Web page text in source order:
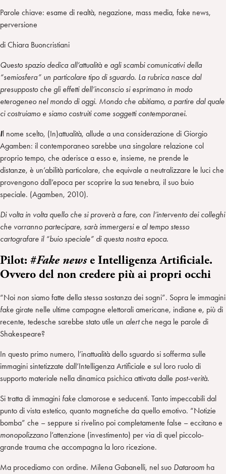
Parole chiave: esame di realtà, negazione, mass media, fake news,
perversione
di Chiara Buoncristiani
Questo spazio dedica all’attualità e agli scambi comunicativi della
“semiosfera” un particolare tipo di sguardo. La rubrica nasce dal
presupposto che gli effetti dell’inconscio si esprimano in modo
eterogeneo nel mondo di oggi. Mondo che abitiamo, a partire dal quale
ci costruiamo e siamo costruiti come soggetti contemporanei.
I l nome scelto, (In)attualità, allude a una considerazione di Giorgio
Agamben: il contemporaneo sarebbe una singolare relazione col
proprio tempo, che aderisce a esso e, insieme, ne prende le
distanze, è un’abilità particolare, che equivale a neutralizzare le luci che
provengono dall’epoca per scoprire la sua tenebra, il suo buio
speciale. (Agamben, 2010).
Di volta in volta quello che si proverà a fare, con l’intervento dei colleghi
che vorranno partecipare, sarà immergersi e al tempo stesso
cartografare il “buio speciale” di questa nostra epoca.
Pilot: #Fake newse Intelligenza Artificiale.
Ovvero del non credere più ai propri occhi
“Noi non siamo fatte della stessa sostanza dei sogni”. Sopra le immagini
fake girate nelle ultime campagne elettorali americane, indiane e, più di
recente, tedesche sarebbe stato utile un alertche nega le parole di
Shakespeare?
In questo primo numero, l’inattualità dello sguardo si sofferma sulle
immagini sintetizzate dall’Intelligenza Artificiale e sul loro ruolo di
supporto materiale nella dinamica psichica attivata dalle post-verità.
Si tratta di immagini fake clamorose e seducenti. Tanto impeccabili dal
punto di vista estetico, quanto magnetiche da quello emotivo. “Notizie
bomba” che – seppure si rivelino poi completamente false – eccitano e
monopolizzanol’attenzione (investimento) per via di quel piccolo-
grande trauma che accompagna la loro ricezione.
Ma procediamo con ordine. Milena Gabanelli, nel suo Dataroom ha